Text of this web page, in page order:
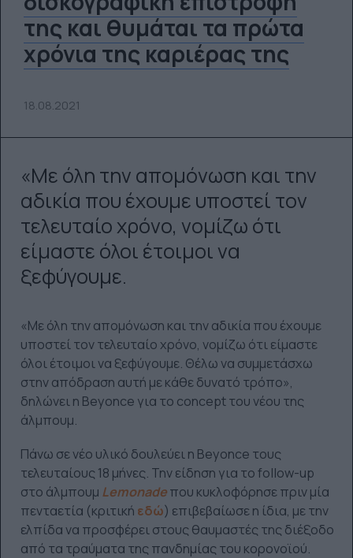
της και θυμάται τα πρώτα
χρόνια της καριέρας της
18.08.2021
«Με όλη την απομόνωση και την
αδικία που έχουμε υποστεί τον
τελευταίο χρόνο, νομίζω ότι
είμαστε όλοι έτοιμοι να
ξεφύγουμε.
«Με όλη την απομόνωση και την αδικία που έχουμε
υποστεί τον τελευταίο χρόνο, νομίζω ότι είμαστε
όλοι έτοιμοι να ξεφύγουμε. Θέλω να συμμετάσχω
στην απόδραση αυτή με κάθε δυνατό τρόπο»,
δηλώνει η Beyonce για το concept του νέου της
άλμπουμ.
Πάνω σε νέο υλικό δουλεύει η Beyonce τους
τελευταίους 18 μήνες. Την είδηση για το follow-up
στο άλμπουμ Lemonadeπου κυκλοφόρησε πριν μία
πενταετία (κριτική εδώ) επιβεβαίωσε η ίδια, με την
ελπίδα να προσφέρει στους θαυμαστές της διέξοδο
από τα τραύματα της πανδημίας του κορονοϊού.